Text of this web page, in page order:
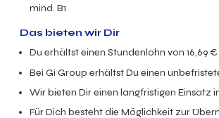
mind. B1
Das bieten wir Dir
Du erhältst einen Stundenlohn von16,69€
Bei Gi Group erhältst Du einen
Wir bieten Dir einen langfristigen Einsatz
Für Dich besteht die Möglichkeit zur